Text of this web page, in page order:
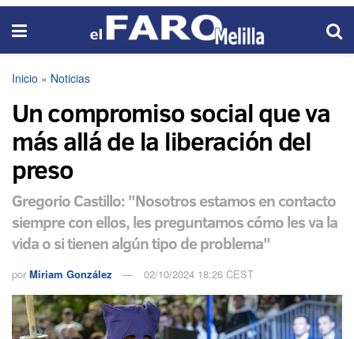
Inicio » Noticias
Un compromiso social que va
más allá de la liberación del
preso
Gregorio Castillo: "Nosotros estamos en contacto
siempre con ellos, les preguntamos cómo les va la
vida o si tienen algún tipo de problema"
por Miriam González 02/10/2024 18:26 CEST